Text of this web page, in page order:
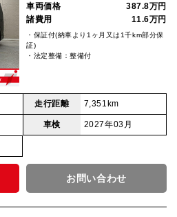
車両価格
387.8万円
諸費用
11.6万円
・保証付(納車より1ヶ月又は1千km部分保
証)
・法定整備：整備付
走行距離 7,351km
車検 2027年03月
お問い合わせ